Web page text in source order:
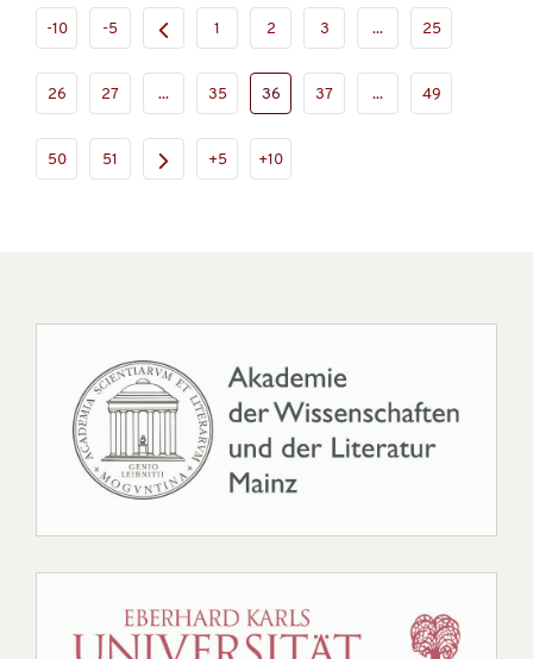
-10 -5 1 2 3 ... 25
26 27 ... 35 36 37 ... 49
50 51 +5 +10